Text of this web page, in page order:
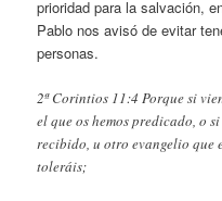
prioridad para la salvación,
Pablo nos avisó de evitar
personas.
2ª Corintios 11:4 Porque si
el que os hemos predicado, o
recibido, u otro evangelio que
toleráis;